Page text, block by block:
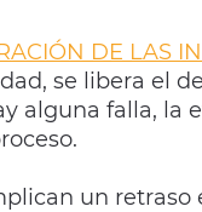
DE LAS
se libera el
alguna falla, la
un retraso